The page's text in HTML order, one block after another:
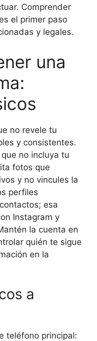
Comprender
el primer paso
y legales.
una
no revele tu
y consistentes.
no incluya tu
fotos que
y no vincules la
perfiles
esa
Instagram y
la cuenta en
quién te sigue
en la
a
teléfono principal: